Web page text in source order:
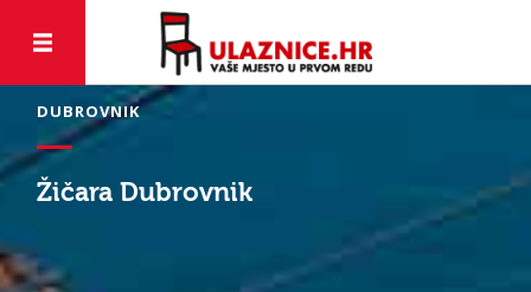
DUBROVNIK
Žičara Dubrovnik